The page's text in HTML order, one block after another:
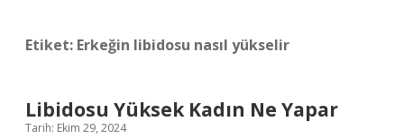
Etiket: Erkeğin libidosu nasıl yükselir
Libidosu Yüksek Kadın Ne Yapar
Tarih: Ekim 29, 2024